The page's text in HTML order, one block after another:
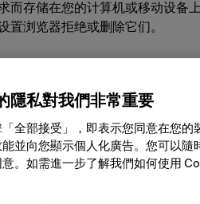
而存储在您的计算机或移动设
置浏览器拒绝或删除它们。
称为数据存在服务器上的
况的某些信息。
息。
定制和优化显示的内容、收集用
隱私對我們非常重要
「全部接受」，即表示您同意在您
能並向您顯示個人化廣告。您可以
意。如需進一步了解我們如何使用